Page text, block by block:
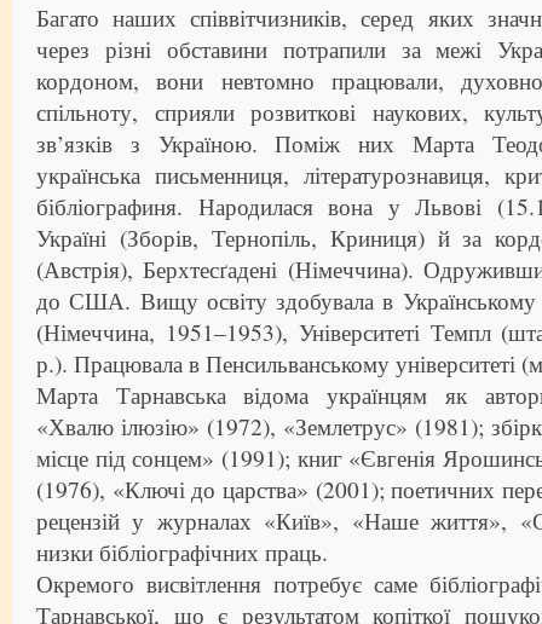
Багато наших співвітчизників, серед яких
через різні обставини потрапили за межі
кордоном, вони невтомно працювали,
спільноту, сприяли розвиткові наукових,
зв’язків з Україною. Поміж них Марта
українська письменниця, літературознавиця,
бібліографиня. Народилася вона у Львові
Україні (Зборів, Тернопіль, Криниця) й за
(Австрія), Берхтесґадені (Німеччина).
до США. Вищу освіту здобувала в Українському
(Німеччина, 1951–1953), Університеті Темпл
р.). Працювала в Пенсильванському університеті
Марта Тарнавська відома українцям як
«Хвалю ілюзію» (1972), «Землетрус» (1981);
місце під сонцем» (1991); книг «Євгенія
(1976), «Ключі до царства» (2001); поетичних
рецензій у журналах «Київ», «Наше життя»,
низки бібліографічних праць.
Окремого висвітлення потребує саме
Тарнавської, що є результатом копіткої